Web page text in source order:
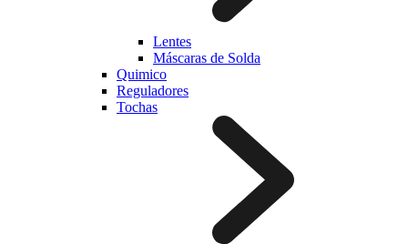
Lentes
Máscaras de Solda
Quimico
Reguladores
Tochas